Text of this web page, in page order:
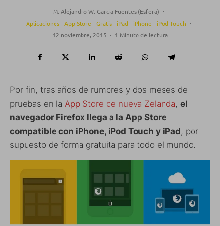
M. Alejandro W. García Fuentes (Esfera) ·
Aplicaciones
App Store Gratis iPad iPhone iPod Touch ·
12 noviembre, 2015 · 1 Minuto de lectura
Por fin, tras años de rumores y dos meses de
pruebas en la App Store de nueva Zelanda, el
navegador Firefox llega a la App Store
compatible con iPhone, iPod Touch y iPad, por
supuesto de forma gratuita para todo el mundo.